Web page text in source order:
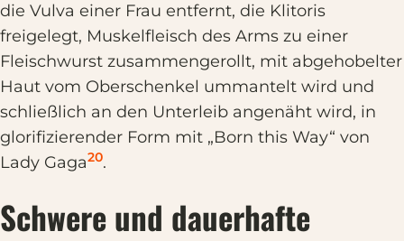
die Vulva einer Frau entfernt, die Klitoris
freigelegt, Muskelfleisch des Arms zu einer
Fleischwurst zusammengerollt, mit abgehobelter
Haut vom Oberschenkel ummantelt wird und
schließlich an den Unterleib angenäht wird, in
glorifizierender Form mit „Born this Way“ von
Lady Gaga20.
Schwere und dauerhafte